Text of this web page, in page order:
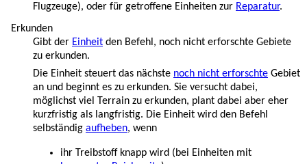
Flugzeuge), oder für getroffene Einheiten zur Reparatur.
Erkunden
Gibt der Einheit den Befehl, noch nicht erforschte Gebiete
zu erkunden.
Die Einheit steuert das nächste noch nicht erforschte Gebiet
an und beginnt es zu erkunden. Sie versucht dabei,
möglichst viel Terrain zu erkunden, plant dabei aber eher
kurzfristig als langfristig. Die Einheit wird den Befehl
selbständig aufheben, wenn
ihr Treibstoff knapp wird (bei Einheiten mit